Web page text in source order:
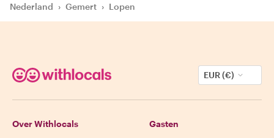
Nederland › Gemert › Lopen
EUR (€)
Over Withlocals Gasten